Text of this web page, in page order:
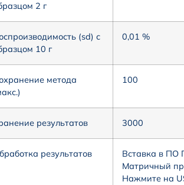
2 г
(sd) с
10 г
0,01 %
метода
100
результатов 3000
результатов
Вставка в ПО
Матричный
Нажмите на